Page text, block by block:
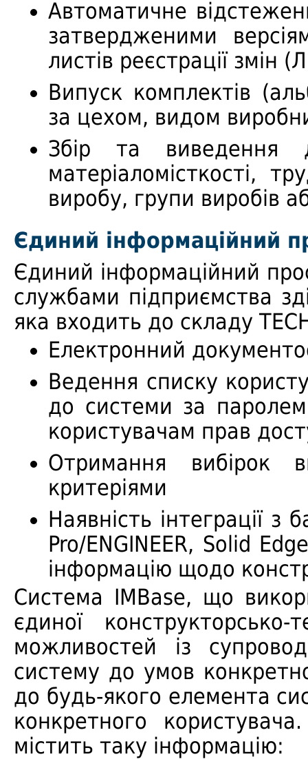
Автоматичне
затвердженими
листів реєстрації змін
Випуск комплектів
за цехом, видом
Збір та виведення
матеріаломісткості,
виробу, групи виробів
Єдиний інформаційний
Єдиний інформаційний
службами підприємства
яка входить до складу
Електронний
Ведення списку
до системи за
користувачам прав
Отримання вибірок
критеріями
Наявність інтеграції
Pro/ENGINEER, Solid
інформацію щодо
Система IMBase, що
єдиної
можливостей із
систему до умов
до будь-якого елемента
конкретного
містить таку інформацію: